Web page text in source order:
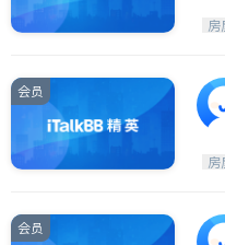
Stouffville
Waterloo
Oshawa
房
会员
房
会员